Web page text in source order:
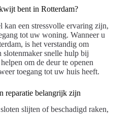
bent in Rotterdam?
kan een stressvolle ervaring zijn,
tot uw woning. Wanneer u
is het verstandig om
slotenmaker snelle hulp bij
om de deur te openen
toegang tot uw huis heeft.
reparatie belangrijk zijn
slijten of beschadigd raken,